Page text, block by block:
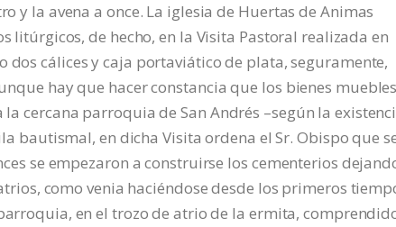
y la avena a once. La iglesia de Huertas de Animas
litúrgicos, de hecho, en la Visita Pastoral realizada en
cálices y caja portaviático de plata, seguramente,
hay que hacer constancia que los bienes
cercana parroquia de San Andrés –según la
bautismal, en dicha Visita ordena el Sr. Obispo que
se empezaron a construirse los cementerios
como venia haciéndose desde los primeros
en el trozo de atrio de la ermita,